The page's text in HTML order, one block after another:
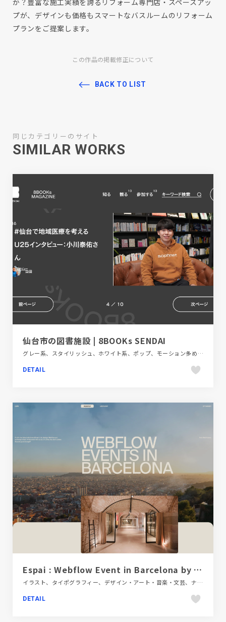
か？豊富な施工実績を誇るリフォーム専門店・スペースアッ
プが、デザインも価格もスマートなバスルームのリフォーム
プランをご提案します。
この作品の掲載修正について
BACK TO LIST
同じカテゴリーのサイト
SIMILAR WORKS
仙台市の図書施設 | 8BOOKs SENDAI
グレー系、スタイリッシュ、ホワイト系、ポップ、モーション多め、地域・団体・活動、教育・学校、施設・店舗サイト
DETAIL
Espai : Webflow Event in Barcelona by También
イラスト、タイポグラフィー、デザイン・アート・音楽・文芸、ナチュラル、ベージュ・ゴールド系、地域・団体・活動、大きめ写真、施設・店舗サイト、海外サイト
DETAIL